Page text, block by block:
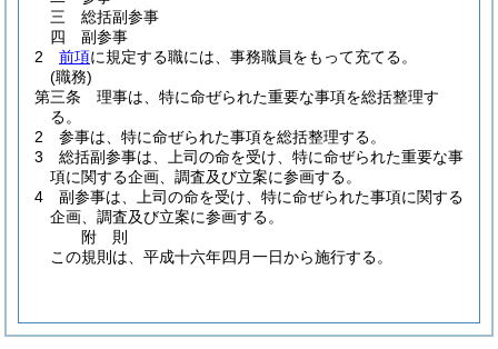
三
総括副参事
四
副参事
2
前項に規定する職には、事務職員をもって充てる。
(職務)
第三条
理事は、特に命ぜられた重要な事項を総括整理す
る。
2
参事は、特に命ぜられた事項を総括整理する。
3
総括副参事は、上司の命を受け、特に命ぜられた重要な事
項に関する企画、調査及び立案に参画する。
4
副参事は、上司の命を受け、特に命ぜられた事項に関する
企画、調査及び立案に参画する。
附 則
この規則は、平成十六年四月一日から施行する。